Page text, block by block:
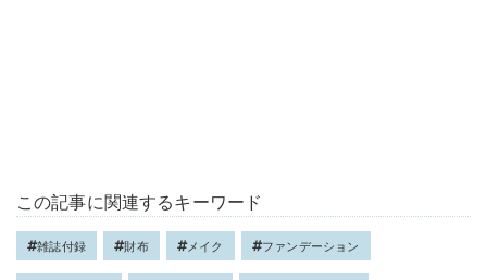
この記事に関連するキーワード
雑誌付録 財布 メイク ファンデーション